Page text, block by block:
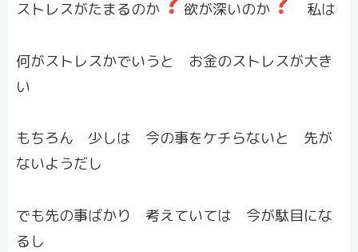
ストレスがたまるのか 欲が深いのか 私は
何がストレスかでいうと お金のストレスが大き
い
もちろん 少しは 今の事をケチらないと 先が
ないようだし
でも先の事ばかり 考えていては 今が駄目にな
るし